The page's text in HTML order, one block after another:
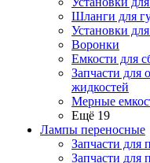
Шланги для
Установки
Воронки
Емкости для
Запчасти для
жидкостей
Мерные
Ещё 19
Лампы переносные
Запчасти для
Запчасти для